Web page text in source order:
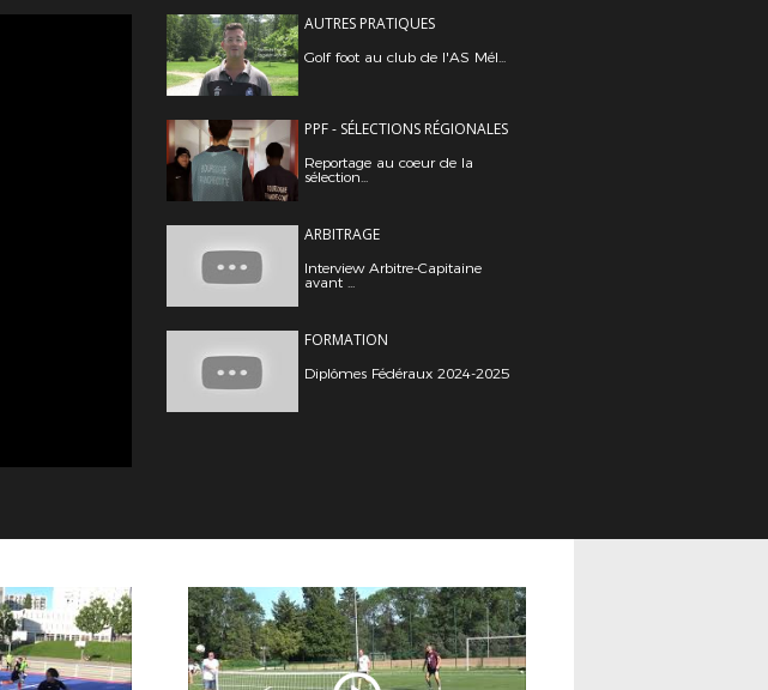
AUTRES PRATIQUES
Golf foot au club de l'AS Mél...
PPF - SÉLECTIONS RÉGIONALES
Reportage au coeur de la
sélection...
ARBITRAGE
Interview Arbitre-Capitaine
avant ...
FORMATION
Diplômes Fédéraux 2024-2025